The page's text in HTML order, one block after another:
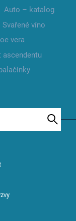
Auto – katalog
Svařené víno
vera
ascendentu